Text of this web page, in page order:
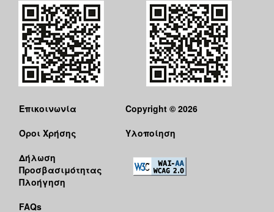
Επικοινωνία
Όροι Χρήσης
Δήλωση
Προσβασιμότητας
Πλοήγηση
FAQs
Copyright © 2026
Υλοποίηση